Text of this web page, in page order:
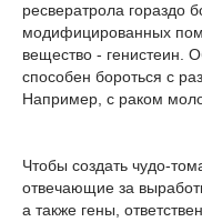
ресвератрола гораздо
модифицированных
вещество - генистеин.
способен бороться с
Например, с раком
Чтобы создать чудо-
отвечающие за
а также гены,